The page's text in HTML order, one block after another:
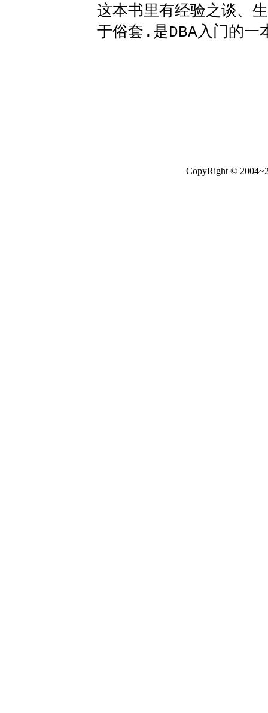
这本书里有经验之谈、
于俗套.是DBA入门的一
CopyRight ©